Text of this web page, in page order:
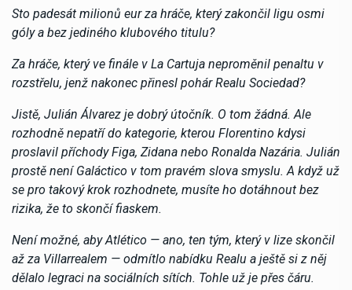
Sto padesát milionů eur za hráče, který zakončil ligu osmi
góly a bez jediného klubového titulu?
Za hráče, který ve finále v La Cartuja neproměnil penaltu v
rozstřelu, jenž nakonec přinesl pohár Realu Sociedad?
Jistě, Julián Álvarez je dobrý útočník. O tom žádná. Ale
rozhodně nepatří do kategorie, kterou Florentino kdysi
proslavil příchody Figa, Zidana nebo Ronalda Nazária. Julián
prostě není Galáctico v tom pravém slova smyslu. A když už
se pro takový krok rozhodnete, musíte ho dotáhnout bez
rizika, že to skončí fiaskem.
Není možné, aby Atlético — ano, ten tým, který v lize skončil
až za Villarrealem — odmítlo nabídku Realu a ještě si z něj
dělalo legraci na sociálních sítích. Tohle už je přes čáru.